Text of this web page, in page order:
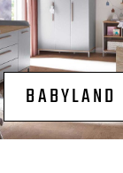
BABYLAND